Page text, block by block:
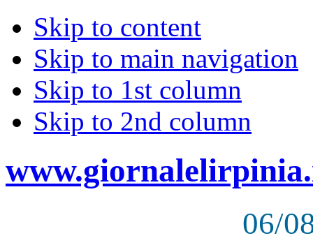
Skip to content
Skip to main navigation
Skip to 1st column
Skip to 2nd column
06/